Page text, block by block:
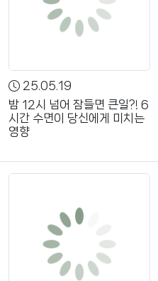
25.05.19
밤 12시 넘어 잠들면 큰일?! 6
시간 수면이 당신에게 미치는
영향